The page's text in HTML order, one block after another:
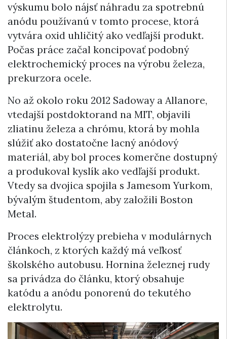
výskumu bolo nájsť náhradu za spotrebnú
anódu používanú v tomto procese, ktorá
vytvára oxid uhličitý ako vedľajší produkt.
Počas práce začal koncipovať podobný
elektrochemický proces na výrobu železa,
prekurzora ocele.
No až okolo roku 2012 Sadoway a Allanore,
vtedajší postdoktorand na MIT, objavili
zliatinu železa a chrómu, ktorá by mohla
slúžiť ako dostatočne lacný anódový
materiál, aby bol proces komerčne dostupný
a produkoval kyslík ako vedľajší produkt.
Vtedy sa dvojica spojila s Jamesom Yurkom,
bývalým študentom, aby založili Boston
Metal.
Proces elektrolýzy prebieha v modulárnych
článkoch, z ktorých každý má veľkosť
školského autobusu. Hornina železnej rudy
sa privádza do článku, ktorý obsahuje
katódu a anódu ponorenú do tekutého
elektrolytu.